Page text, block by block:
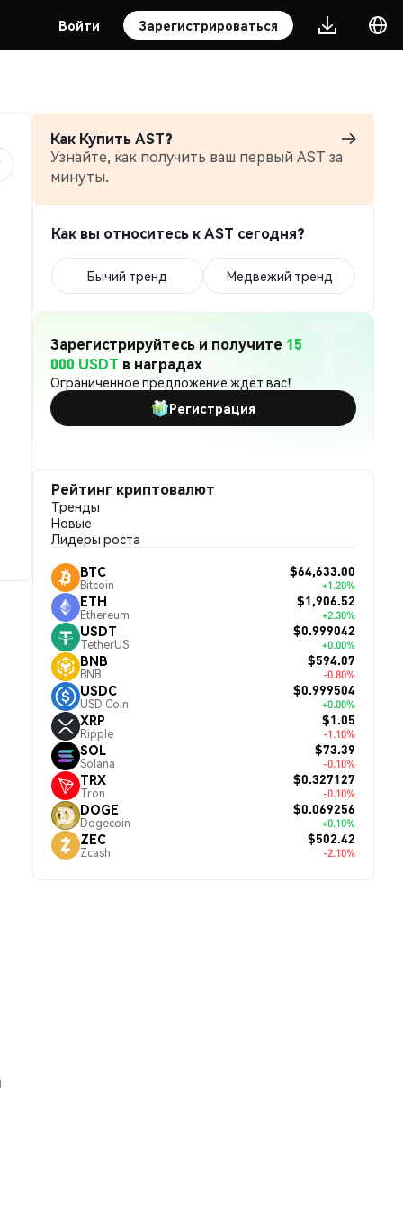
Войти Зарегистрироваться
Как Купить AST?
Узнайте, как получить ваш первый AST за
минуты.
Как вы относитесь к AST сегодня?
Бычий тренд Медвежий тренд
Зарегистрируйтесь и получите 15
000 USDT в наградах
Ограниченное предложение ждёт вас!
Регистрация
Рейтинг криптовалют
Тренды
Новые
Лидеры роста
BTC
Bitcoin
$64,633.00
+1.20%
ETH
Ethereum
$1,906.52
+2.30%
USDT
TetherUS
$0.999042
+0.00%
BNB
BNB
$594.07
-0.80%
USDC
USD Coin
$0.999504
+0.00%
XRP
Ripple
$1.05
-1.10%
SOL
Solana
$73.39
-0.10%
TRX
Tron
$0.327127
-0.10%
DOGE
Dogecoin
$0.069256
+0.10%
ZEC
Zcash
$502.42
-2.10%